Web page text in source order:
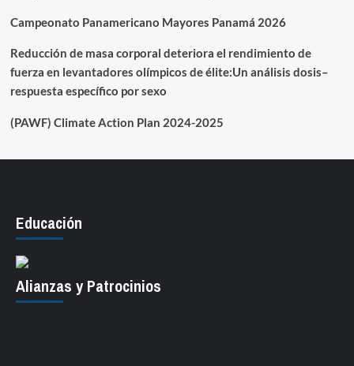
Campeonato Panamericano Mayores Panamá 2026
Reducción de masa corporal deteriora el rendimiento de
fuerza en levantadores olímpicos de élite:Un análisis dosis–
respuesta específico por sexo
(PAWF) Climate Action Plan 2024-2025
Educación
Alianzas y Patrocinios